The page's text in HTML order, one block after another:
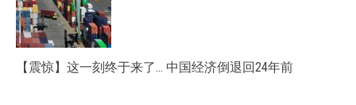
【震惊】这一刻终于来了… 中国经济倒退回24年前